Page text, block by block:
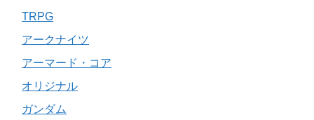
TRPG
アークナイツ
アーマード・コア
オリジナル
ガンダム